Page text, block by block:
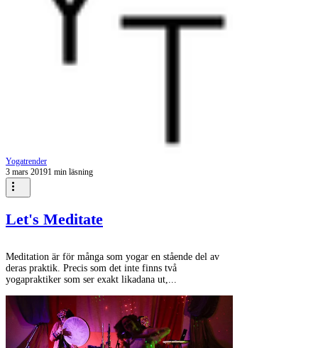
Yogatrender
3 mars 20191 min läsning
Let's Meditate
Meditation är för många som yogar en stående del av
deras praktik. Precis som det inte finns två
yogapraktiker som ser exakt likadana ut,...